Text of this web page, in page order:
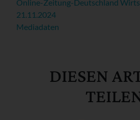
Online-Zeitung-Deutschland
21.11.2024
Mediadaten
DIESEN